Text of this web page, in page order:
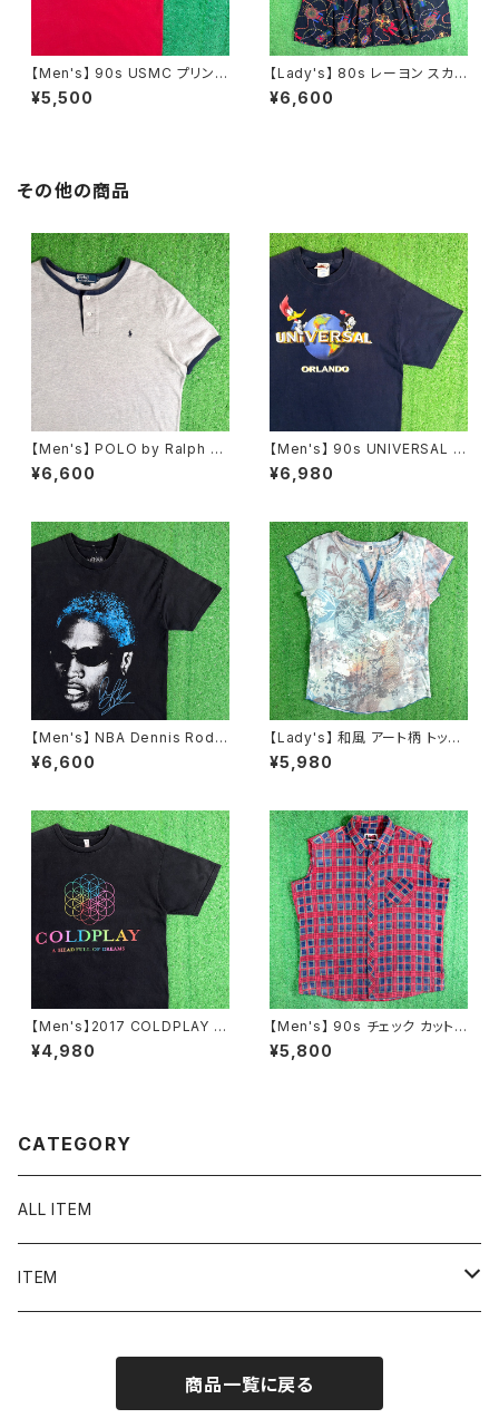
【Men's】 90s USMC プリント
Tシャツ / アメリカ製 USA製 9
0年代 ティーシャツ T-Shirt 古
¥5,500
【Lady's】 80s レーヨン スカ
ーフ柄 スカート / 80年代 古着
レディース 総柄 2266
¥6,600
その他の商品
【Men's】 POLO by Ralph La
uren 鹿の子素材 ヘンリーネッ
ク トップス / ラルフローレン ポ
¥6,600
【Men's】 90s UNIVERSAL S
TUDIO ロゴ Tシャツ / 90年代
ティーシャツ T-Shirt 古着 ウッ
¥6,980
【Men's】 NBA Dennis Rodm
an オフィシャル Tシャツ / ティ
ーシャツ T-Shirt 古着 ロッドマ
¥6,600
【Lady's】 和風 アート柄 トップ
ス / アメリカ製 USA製 古着 レ
ディース T-Shirt ティーシャツ
¥5,980
【Men's】2017 COLDPLAY ツ
アー Tシャツ / 古着 ティーシャ
ツ T-Shirt バンド ロック 2279
¥4,980
【Men's】 90s チェック カットオ
フ フランネル ノースリーブ シャ
ツ / 90年代 ベスト 古着 ネルシ
¥5,800
CATEGORY
ALL ITEM
ITEM
シャツ／ブラウス
商品一覧に戻る